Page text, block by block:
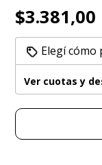
$3.381,00
Elegí
Ver cuotas y